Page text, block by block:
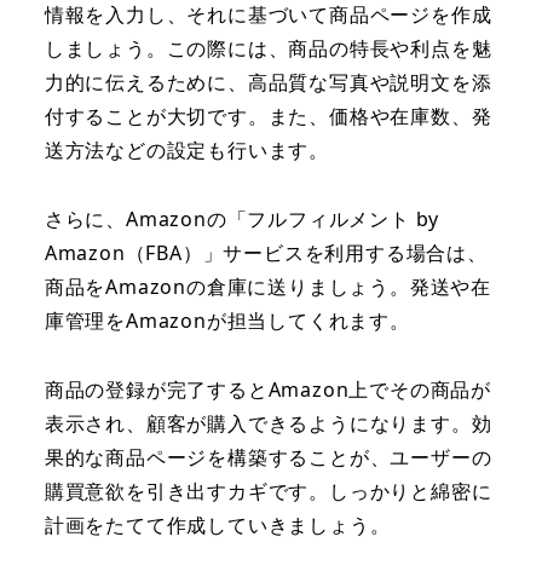
情報を入力し、それに基づいて商品ページを作成
しましょう。この際には、商品の特長や利点を魅
力的に伝えるために、高品質な写真や説明文を添
付することが大切です。また、価格や在庫数、発
送方法などの設定も行います。
さらに、Amazonの「フルフィルメント by
Amazon（FBA）」サービスを利用する場合は、
商品をAmazonの倉庫に送りましょう。発送や在
庫管理をAmazonが担当してくれます。
商品の登録が完了するとAmazon上でその商品が
表示され、顧客が購入できるようになります。効
果的な商品ページを構築することが、ユーザーの
購買意欲を引き出すカギです。しっかりと綿密に
計画をたてて作成していきましょう。